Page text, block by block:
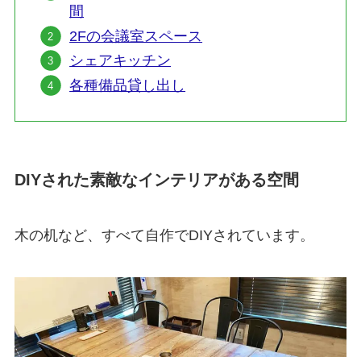
間
2Fの会議室スペース
シェアキッチン
各種備品貸し出し
DIYされた素敵なインテリアがある空間
木の机など、すべて自作でDIYされています。